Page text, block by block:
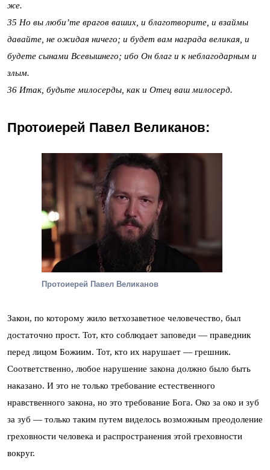
же.
35 Но вы люби’те врагов ваших, и благотворите, и взаймы
давайте, не ожидая ничего; и будет вам награда великая, и
будете сынами Всевышнего; ибо Он благ и к неблагодарным и
злым.
36 Итак, будьте милосерды, как и Отец ваш милосерд.
Протоиерей Павел Великанов:
Протоиерей Павел Великанов
Закон, по которому жило ветхозаветное человечество, был
достаточно прост. Тот, кто соблюдает заповеди — праведник
перед лицом Божиим. Тот, кто их нарушает — грешник.
Соответственно, любое нарушение закона должно было быть
наказано. И это не только требование естественного
нравственного закона, но это требование Бога. Око за око и зуб
за зуб — только таким путем виделось возможным преодоление
греховности человека и распространения этой греховности
вокруг.